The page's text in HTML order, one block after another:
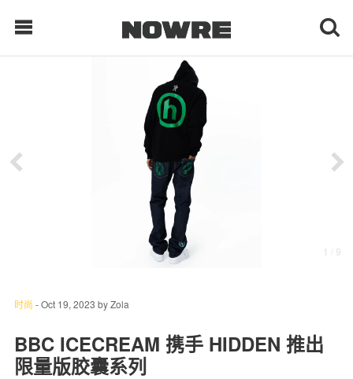
每日鲜榨
现客视点
每日栏目
时 尚
球 鞋
科 技
1 / 9
时尚 -Oct 19, 2023 byZola
BBC ICECREAM 携手 HIDDEN 推出
限量版胶囊系列